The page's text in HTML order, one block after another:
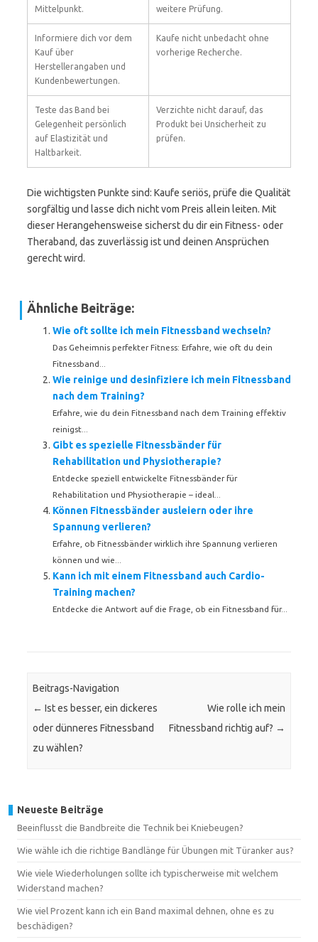
Mittelpunkt.
weitere Prüfung.
Informiere dich vor dem
Kauf über
Herstellerangaben und
Kundenbewertungen.
Kaufe nicht unbedacht ohne
vorherige Recherche.
Teste das Band bei
Gelegenheit persönlich
auf Elastizität und
Haltbarkeit.
Verzichte nicht darauf, das
Produkt bei Unsicherheit zu
prüfen.
Die wichtigsten Punkte sind: Kaufe seriös, prüfe die Qualität
sorgfältig und lasse dich nicht vom Preis allein leiten. Mit
dieser Herangehensweise sicherst du dir ein Fitness- oder
Theraband, das zuverlässig ist und deinen Ansprüchen
gerecht wird.
Ähnliche Beiträge:
Wie oft sollte ich mein Fitnessband wechseln?
Das Geheimnis perfekter Fitness: Erfahre, wie oft du dein
Fitnessband...
Wie reinige und desinfiziere ich mein Fitnessband
nach dem Training?
Erfahre, wie du dein Fitnessband nach dem Training effektiv
reinigst...
Gibt es spezielle Fitnessbänder für
Rehabilitation und Physiotherapie?
Entdecke speziell entwickelte Fitnessbänder für
Rehabilitation und Physiotherapie – ideal...
Können Fitnessbänder ausleiern oder ihre
Spannung verlieren?
Erfahre, ob Fitnessbänder wirklich ihre Spannung verlieren
können und wie...
Kann ich mit einem Fitnessband auch Cardio-
Training machen?
Entdecke die Antwort auf die Frage, ob ein Fitnessband für...
Beitrags-Navigation
← Ist es besser, ein dickeres
oder dünneres Fitnessband
zu wählen?
Wie rolle ich mein
Fitnessband richtig auf? →
Neueste Beiträge
Beeinflusst die Bandbreite die Technik bei Kniebeugen?
Wie wähle ich die richtige Bandlänge für Übungen mit Türanker aus?
Wie viele Wiederholungen sollte ich typischerweise mit welchem
Widerstand machen?
Wie viel Prozent kann ich ein Band maximal dehnen, ohne es zu
beschädigen?